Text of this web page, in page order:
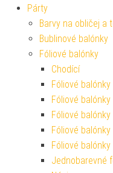
Párty
Barvy na obličej a
Bublinové balónky
Fóliové balónky
Chodící
Fóliové
Fóliové
Fóliové
Fóliové
Fóliové
Jednobarevné